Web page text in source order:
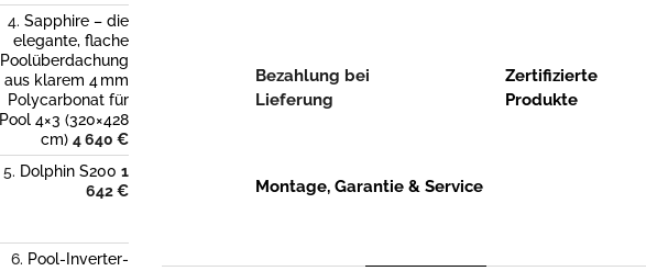
Sapphire – die
elegante, flache
Poolüberdachung
aus klarem 4 mm
Polycarbonat für
Pool 4×3 (320×428
cm) 4 640 €
Dolphin S200 1
642 €
Pool-Inverter-
Bezahlung bei
Lieferung
Zertifizierte
Produkte
Montage, Garantie & Service